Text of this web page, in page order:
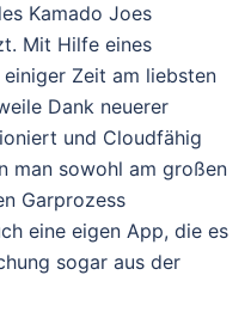
Kamado Joes
Mit Hilfe eines
Zeit am liebsten
Dank neuerer
und Cloudfähig
man sowohl am großen
Garprozess
eine eigen App, die es
sogar aus der